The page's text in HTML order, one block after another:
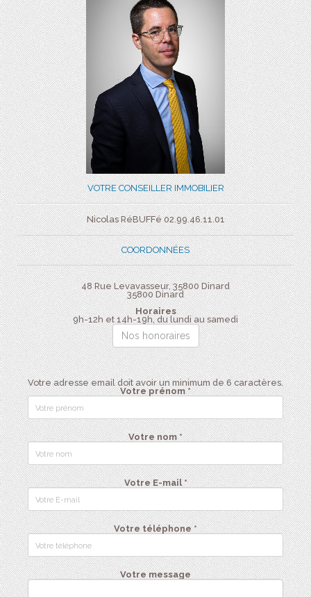
VOTRE CONSEILLER IMMOBILIER
Nicolas RéBUFFé 02.99.46.11.01
COORDONNÉES
48 Rue Levavasseur, 35800 Dinard
35800 Dinard
Horaires
9h-12h et 14h-19h, du lundi au samedi
Nos honoraires
Votre adresse email doit avoir un minimum de 6 caractères.
Votre prénom *
Votre nom *
Votre E-mail *
Votre téléphone *
Votre message